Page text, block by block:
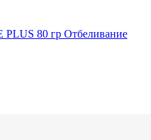
PLUS 80 гр Отбеливание